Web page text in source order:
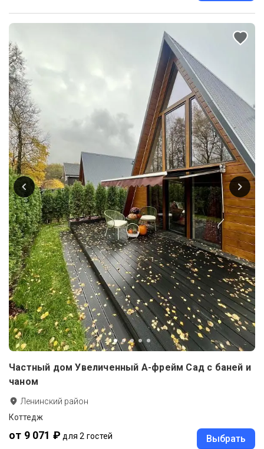
Частный дом Увеличенный А-фрейм Сад с баней и
чаном
Ленинский район
Коттедж
от 9 071 ₽ для 2 гостей Выбрать